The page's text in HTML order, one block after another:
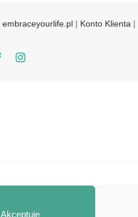
Akceptuję
embraceyourlife.pl| Konto Klienta |
FacebookInstagram